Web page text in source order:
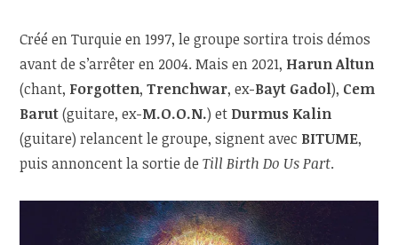
Créé en Turquie en 1997, le groupe sortira trois démos
avant de s’arrêter en 2004. Mais en 2021, Harun Altun
(chant, Forgotten,Trenchwar, ex-Bayt Gadol), Cem
Barut(guitare, ex-M.O.O.N.) et Durmus Kalin
(guitare) relancent le groupe, signent avec BITUME,
puis annoncent la sortie deTill Birth Do Us Part.